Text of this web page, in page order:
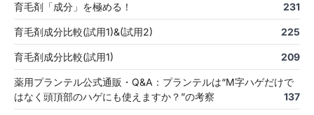
育毛剤「成分」を極める！ 231
育毛剤成分比較(試用1)&(試用2) 225
育毛剤成分比較(試用1) 209
薬用プランテル公式通販・Q&A：プランテルは“M字ハゲだけで
はなく頭頂部のハゲにも使えますか？”の考察
137